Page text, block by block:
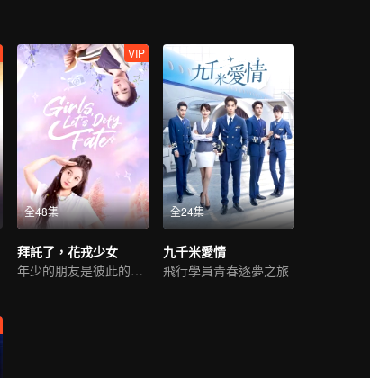
全48集
VIP
拜託了，花戎少女
年少的朋友是彼此的收藏家
全24集
九千米愛情
飛行學員青春逐夢之旅